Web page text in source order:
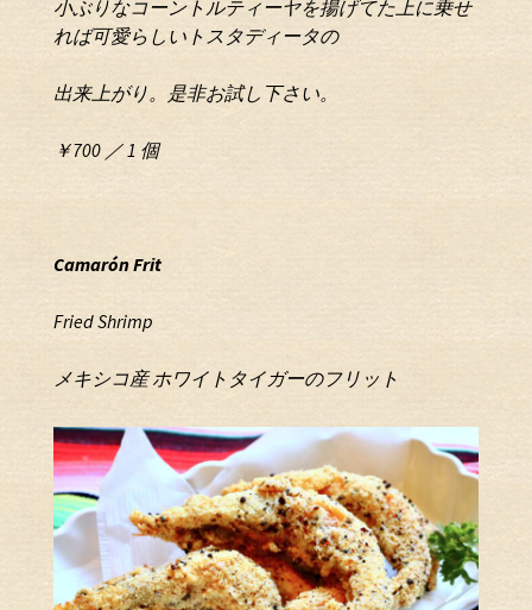
小ぶりなコーントルティーヤを揚げてた上に乗せ
れば可愛らしいトスタディータの
出来上がり。是非お試し下さい。
￥700 ／ 1 個
CamarónFrit
Fried Shrimp
メキシコ産 ホワイトタイガーのフリット